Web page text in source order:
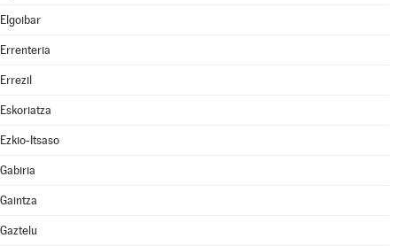
Elgoibar
Errenteria
Errezil
Eskoriatza
Ezkio-Itsaso
Gabiria
Gaintza
Gaztelu